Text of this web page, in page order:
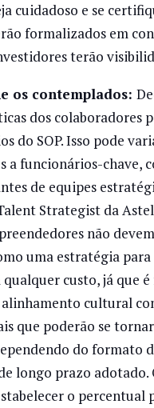
cuidadoso e se
formalizados em
terão
os contemplados:
dos colaboradores
do SOP. Isso pode
a funcionários-chave,
de equipes
Strategist da
não
uma estratégia
custo, já que
cultural
que poderão se
do formato
longo prazo adotado.
o percentual